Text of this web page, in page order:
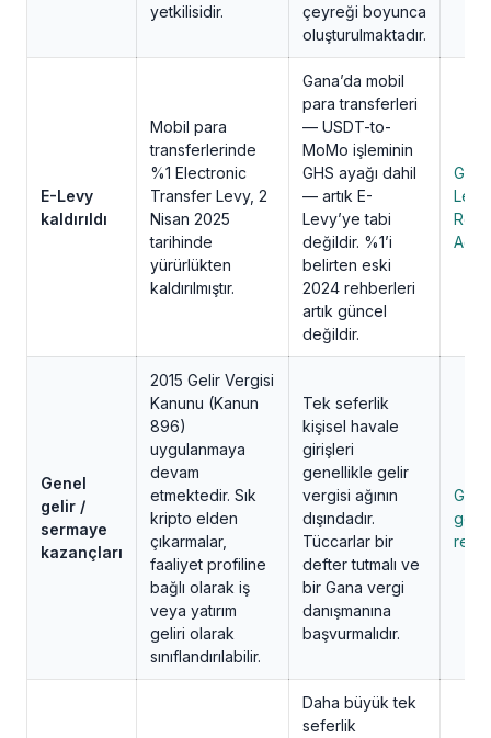
yetkilisidir.
çeyreği boyunca
oluşturulmaktadır.
E-Levy
kaldırıldı
Mobil para
transferlerinde
%1 Electronic
Transfer Levy, 2
Nisan 2025
tarihinde
yürürlükten
kaldırılmıştır.
Gana’da mobil
para transferleri
— USDT-to-
MoMo işleminin
GHS ayağı dahil
— artık E-
Levy’ye tabi
değildir. %1’i
belirten eski
2024 rehberleri
artık güncel
değildir.
GRA
Levy
Act
Genel
gelir /
sermaye
kazançları
2015 Gelir Vergisi
Kanunu (Kanun
896)
uygulanmaya
devam
etmektedir. Sık
kripto elden
çıkarmalar,
faaliyet profiline
bağlı olarak iş
veya yatırım
geliri olarak
sınıflandırılabilir.
Tek seferlik
kişisel havale
girişleri
genellikle gelir
vergisi ağının
dışındadır.
Tüccarlar bir
defter tutmalı ve
bir Gana vergi
danışmanına
başvurmalıdır.
GRA
Daha büyük tek
seferlik